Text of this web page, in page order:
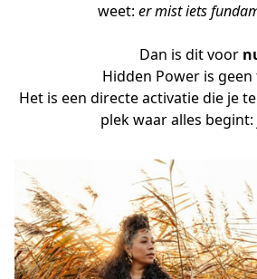
weet: er mist iets
Dan is dit voor
Hidden Power is
Het is een directe activatie die je
plek waar alles begint: